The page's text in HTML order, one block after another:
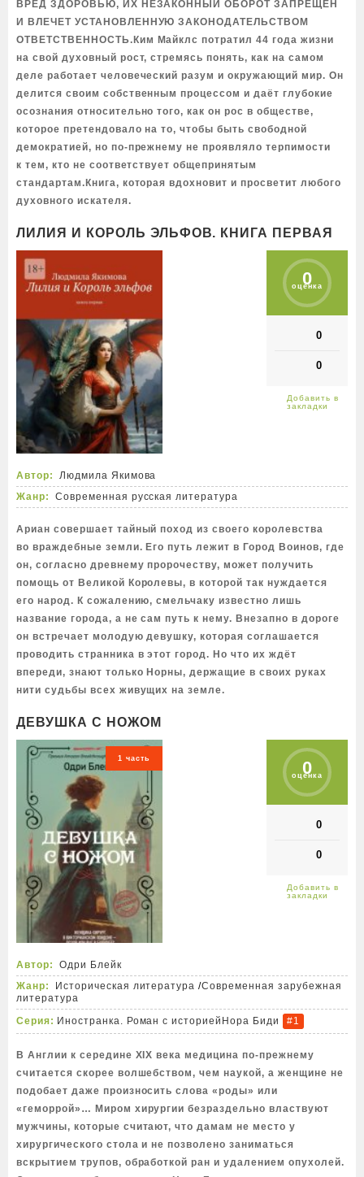
ВРЕД ЗДОРОВЬЮ, ИХ НЕЗАКОННЫЙ ОБОРОТ ЗАПРЕЩЕН
И ВЛЕЧЕТ УСТАНОВЛЕННУЮ ЗАКОНОДАТЕЛЬСТВОМ
ОТВЕТСТВЕННОСТЬ.Ким Майклс потратил 44 года жизни
на свой духовный рост, стремясь понять, как на самом
деле работает человеческий разум и окружающий мир. Он
делится своим собственным процессом и даёт глубокие
осознания относительно того, как он рос в обществе,
которое претендовало на то, чтобы быть свободной
демократией, но по-прежнему не проявляло терпимости
к тем, кто не соответствует общепринятым
стандартам.Книга, которая вдохновит и просветит любого
духовного искателя.
ЛИЛИЯ И КОРОЛЬ ЭЛЬФОВ. КНИГА ПЕРВАЯ
0
оценка
0
0
Автор:
Людмила Якимова
Жанр:
Современная русская литература
Ариан совершает тайный поход из своего королевства
во враждебные земли. Его путь лежит в Город Воинов, где
он, согласно древнему пророчеству, может получить
помощь от Великой Королевы, в которой так нуждается
его народ. К сожалению, смельчаку известно лишь
название города, а не сам путь к нему. Внезапно в дороге
он встречает молодую девушку, которая соглашается
проводить странника в этот город. Но что их ждёт
впереди, знают только Норны, держащие в своих руках
нити судьбы всех живущих на земле.
ДЕВУШКА С НОЖОМ
1 часть 0
оценка
0
0
Автор:
Одри Блейк
Жанр:
Историческая литература /Современная зарубежная
литература
Серия: Иностранка. Роман с историей Нора Биди #1
В Англии к середине XIX века медицина по-прежнему
считается скорее волшебством, чем наукой, а женщине не
подобает даже произносить слова «роды» или
«геморрой»… Миром хирургии безраздельно властвуют
мужчины, которые считают, что дамам не место у
хирургического стола и не позволено заниматься
вскрытием трупов, обработкой ран и удалением опухолей.